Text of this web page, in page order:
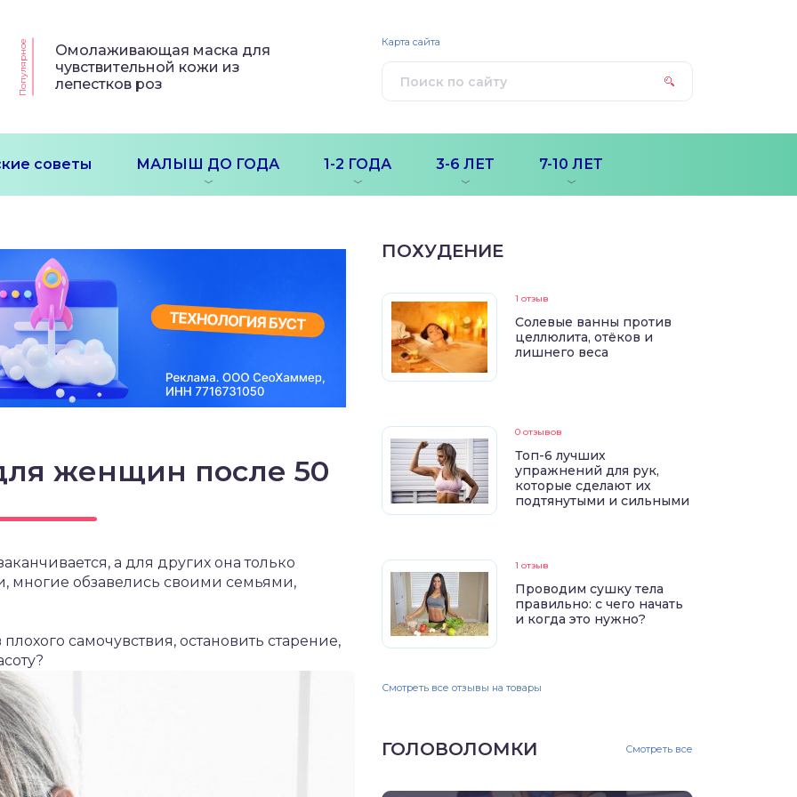
Популярное
Омолаживающая маска для
чувствительной кожи из
лепестков роз
советы МАЛЫШ ДО ГОДА 1-2 ГОДА 3-6 ЛЕТ 7-10 ЛЕТ
Карта сайта
женщин после 50
а для других она только
многие обзавелись своими семьями,
самочувствия, остановить старение,
ПОХУДЕНИЕ
1 отзыв
Солевые ванны против
целлюлита, отёков и
лишнего веса
0 отзывов
Топ-6 лучших
упражнений для рук,
которые сделают их
подтянутыми и сильными
1 отзыв
Проводим сушку тела
правильно: с чего начать
и когда это нужно?
Смотреть все отзывы на товары
ГОЛОВОЛОМКИ Смотреть все